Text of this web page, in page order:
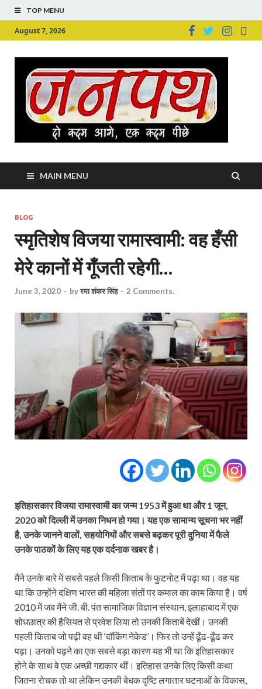
TOP MENU
August 7, 2026
MAIN MENU
BLOG
स्मृतिशेष विजया रामास्वामी: वह हँसी
मेरे कानों में गूँजती रहेगी…
June 3, 2020 - byरमा शंकर सिंह - 2 Comments.
इतिहासकार विजया रामास्वामी का जन्म 1953 में हुआ था और 1 जून,
2020 को दिल्ली में उनका निधन हो गया। यह एक सामान्य सूचना भर नहीं
है, उनके जानने वालों, सहयोगियों और सबसे बढ़कर पूरी दुनिया में फैले
उनके पाठकों के लिए यह एक दर्दनाक खबर है।
मैंने उनके बारे में सबसे पहले किसी किताब के फुटनोट में पढ़ा था। वह यह
था कि उन्होंने दक्षिण भारत की महिला संतों पर कमाल का काम किया है। वर्ष
2010 में जब मैंने जी. बी. पंत सामाजिक विज्ञान संस्थान, इलाहाबाद में एक
शोधछात्र की हैसियत से प्रवेश लिया तो उनकी किताबें देखीं। उनकी
पहली किताब जो पढ़ी वह थी ‘वॉकिंग नेकेड’। फिर तो उन्हें ढूँढ-ढूँढ कर
पढ़ा। उनको पढ़ने का एक सबसे बड़ा कारण यह भी था कि इतिहासकार
होने के साथ वे एक अच्छी गद्यकार थीं। इतिहास उनके लिए किसी कथा
जितना रोचक तो था लेकिन उनकी बेधक दृष्टि लगातार घटनाओं के विकास,